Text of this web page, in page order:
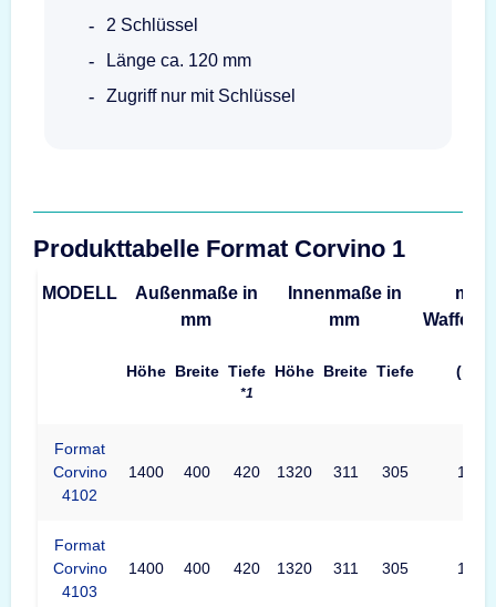
2 Schlüssel
Länge ca. 120 mm
Zugriff nur mit Schlüssel
Produkttabelle Format Corvino 1
MODELL
Außenmaße in
mm
Innenmaße in
mm
max.
Höhe Breite Tiefe
*1
Höhe Breite Tiefe (mm)
Format
Corvino
4102
1400 400 420 1320 311 305 1320
Format
Corvino
4103
1400 400 420 1320 311 305 1320